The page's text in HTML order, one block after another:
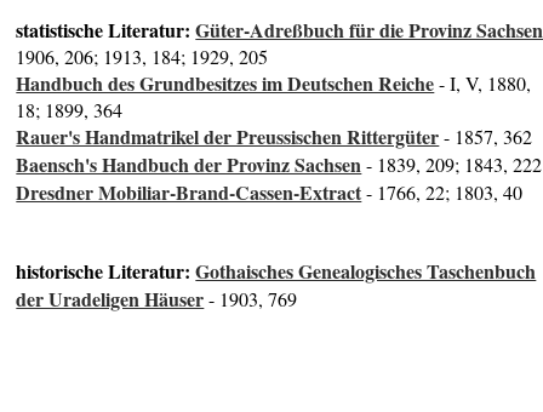
statistische Literatur:Güter-Adreßbuch für die Provinz Sachsen
1906, 206; 1913, 184; 1929, 205
Handbuch des Grundbesitzes im Deutschen Reiche- I, V, 1880,
18; 1899, 364
Rauer's Handmatrikel der Preussischen Rittergüter- 1857, 362
Baensch's Handbuch der Provinz Sachsen- 1839, 209; 1843, 222
Dresdner Mobiliar-Brand-Cassen-Extract- 1766, 22; 1803, 40
historische Literatur:Gothaisches Genealogisches Taschenbuch
der Uradeligen Häuser- 1903, 769